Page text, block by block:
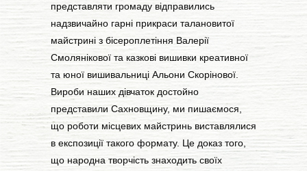
представляти громаду відправились
надзвичайно гарні прикраси талановитої
майстрині з бісероплетіння Валерії
Смолянікової та казкові вишивки креативної
та юної вишивальниці Альони Скорінової.
Вироби наших дівчаток достойно
представили Сахновщину, ми пишаємося,
що роботи місцевих майстринь виставлялися
в експозиції такого формату. Це доказ того,
що народна творчість знаходить своїх